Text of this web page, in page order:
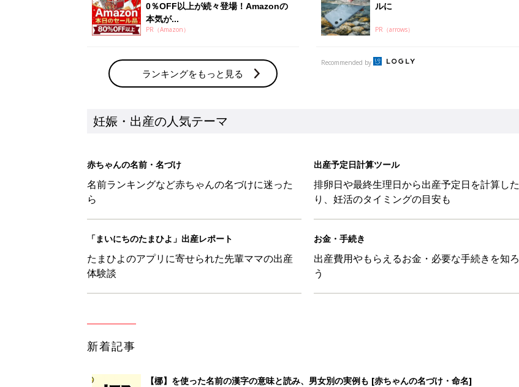
0％OFF以上が続々登場！Amazonの
本気が...
PR（Amazon）
ランキングをもっと見る
ルに
PR（arrows）
Recommended by
妊娠・出産の人気テーマ
赤ちゃんの名前・名づけ
名前ランキングなど赤ちゃんの名づけに迷った
ら
出産予定日計算ツール
排卵日や最終生理日から出産予定日を計算した
り、妊活のタイミングの目安も
「まいにちのたまひよ」出産レポート
たまひよのアプリに寄せられた先輩ママの出産
体験談
お金・手続き
出産費用やもらえるお金・必要な手続きを知ろ
う
新着記事
【梛】を使った名前の漢字の意味と読み、男女別の実例も [赤ちゃんの名づけ・命名]